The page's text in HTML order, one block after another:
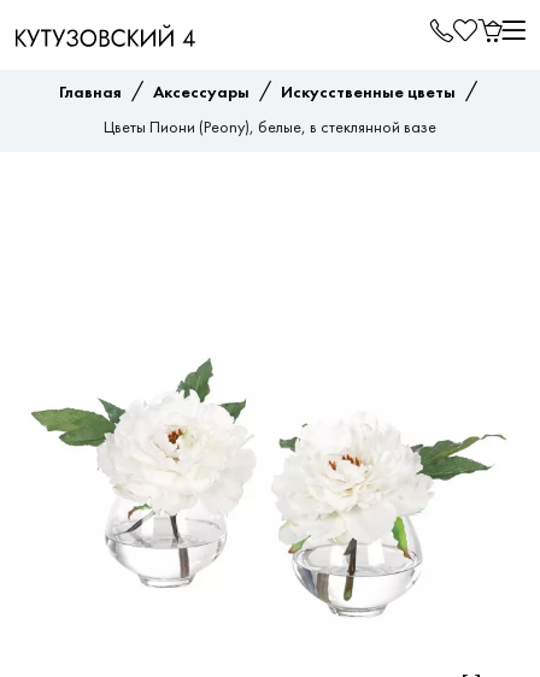
Главная / Аксессуары / Искусственные цветы /
Цветы Пиони (Peony), белые, в стеклянной вазе